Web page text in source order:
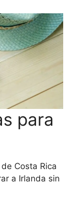
para
Costa Rica
a Irlanda sin